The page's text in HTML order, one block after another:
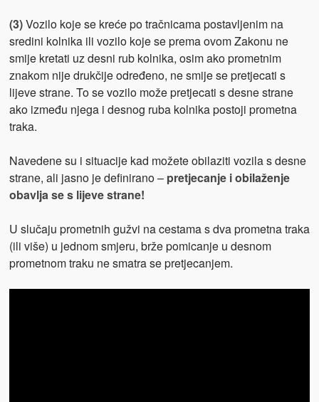
(3)Vozilo koje se kreće po tračnicama postavljenim na
sredini kolnika ili vozilo koje se prema ovom Zakonu ne
smije kretati uz desni rub kolnika, osim ako prometnim
znakom nije drukčije određeno, ne smije se pretjecati s
lijeve strane. To se vozilo može pretjecati s desne strane
ako između njega i desnog ruba kolnika postoji prometna
traka.
Navedene su i situacije kad možete obilaziti vozila s desne
strane, ali jasno je definirano – pretjecanje i obilaženje
obavlja se s lijeve strane!
U slučaju prometnih gužvi na cestama s dva prometna traka
(ili više) u jednom smjeru, brže pomicanje u desnom
prometnom traku ne smatra se pretjecanjem.